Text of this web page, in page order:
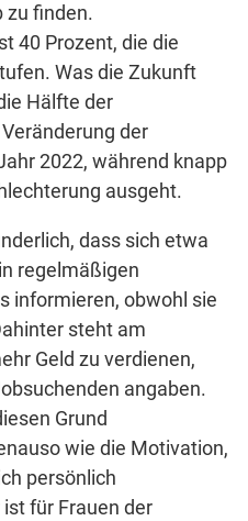
zu finden.
40 Prozent, die die
Was die Zukunft
Hälfte der
der
2022, während knapp
ausgeht.
dass sich etwa
regelmäßigen
informieren, obwohl sie
steht am
Geld zu verdienen,
angaben.
Grund
wie die Motivation,
persönlich
für Frauen der